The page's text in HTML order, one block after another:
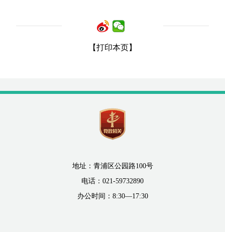
【打印本页】
地址：青浦区公园路100号
电话：021-59732890
办公时间：8:30—17:30